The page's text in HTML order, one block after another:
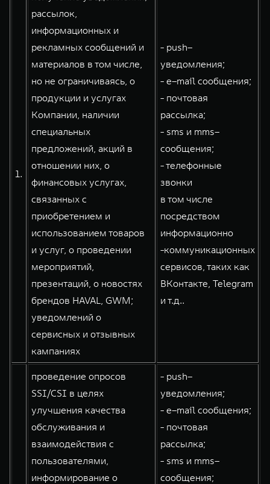
WEY 07
Расширяя границы комфорта
от 6 149 000 ₽
Эстетика нового времени
от 5 699 000 ₽
WEY 80
Масштаб возможностей
от 6 449 000 ₽
WEY 80 Лаундж
Масштаб возможностей
от 8 099 000 ₽
1.
рассылок,
информационных и
рекламных сообщений и
материалов в том числе,
но не ограничиваясь, о
продукции и услугах
Компании, наличии
специальных
предложений, акций в
отношении них, о
финансовых услугах,
связанных с
приобретением и
использованием товаров
и услуг, о проведении
мероприятий,
презентаций, о новостях
брендов HAVAL, GWM;
уведомлений о
сервисных и отзывных
кампаниях
- push–
уведомления;
- e–mail сообщения;
- почтовая
рассылка;
- sms и mms–
сообщения;
- телефонные
звонки
в том числе
посредством
информационно
-коммуникационных
сервисов, таких как
ВКонтакте, Telegram
и т.д..
проведение опросов
SSI/CSI в целях
улучшения качества
обслуживания и
взаимодействия с
пользователями,
информирование о
- push–
уведомления;
- e–mail сообщения;
- почтовая
рассылка;
- sms и mms–
сообщения;